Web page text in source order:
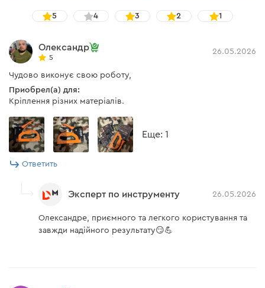
5 4 3 2 1
Олександр
5
26.05.2026
Чудово виконує свою роботу,
Приобрел(а) для:
Кріплення різних матеріалів.
Eще: 1
Ответить
Эксперт по инструменту 26.05.2026
Олександре, приємного та легкого користування та
завжди надійного результату😏💪